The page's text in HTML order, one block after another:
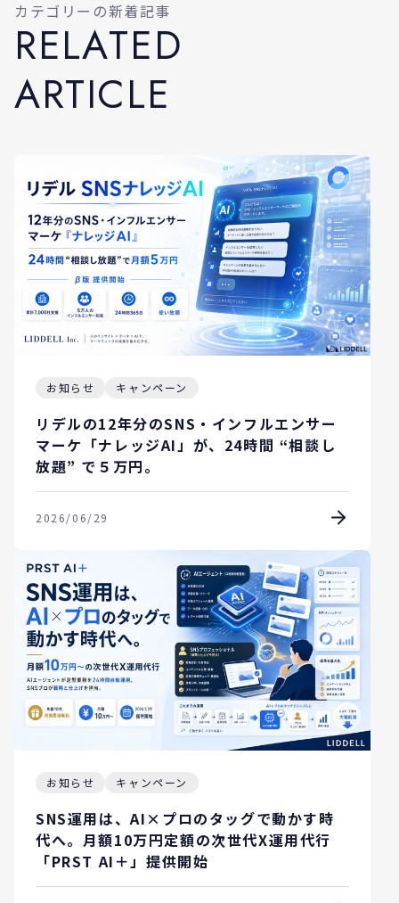
カテゴリーの新着記事
RELATED
ARTICLE
お知らせ キャンペーン
リデルの12年分のSNS・インフルエンサー
マーケ「ナレッジAI」が、24時間 “相談し
放題” で５万円。
2026/06/29
お知らせ キャンペーン
SNS運用は、AI×プロのタッグで動かす時
代へ。月額10万円定額の次世代X運用代行
「PRST AI＋」提供開始